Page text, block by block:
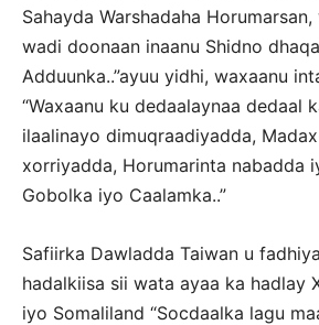
Sahayda Warshadaha
wadi doonaan inaanu Shidno
Adduunka..”ayuu yidhi, waxaanu
“Waxaanu ku dedaalaynaa dedaal
ilaalinayo dimuqraadiyadda,
xorriyadda, Horumarinta nabadda
Gobolka iyo Caalamka..”
Safiirka Dawladda Taiwan u
hadalkiisa sii wata ayaa ka hadlay
iyo Somaliland “Socdaalka lagu